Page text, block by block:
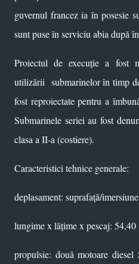
guvernul francez ia în posesie
sunt puse în serviciu abia după
Proiectul de execuție a fost
utilizării submarinelor în timp
fost reproiectate pentru a
Submarinele seriei au fost
clasa a II-a (costiere).
Caracteristici tehnice generale:
deplasament: suprafață/
lungime x lățime x pescaj:
propulsie: două motoare